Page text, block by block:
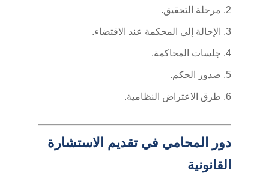
مرحلة التحقيق.
الإحالة إلى المحكمة عند الاقتضاء.
جلسات المحاكمة.
صدور الحكم.
طرق الاعتراض النظامية.
دور المحامي في تقديم الاستشارة
القانونية